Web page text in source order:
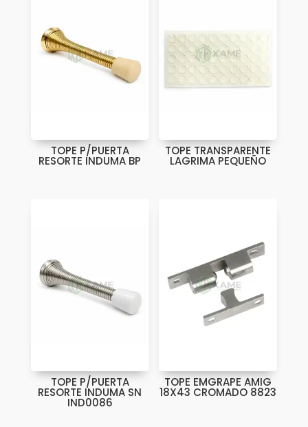
TOPE P/PUERTA
RESORTE INDUMA BP
TOPE TRANSPARENTE
LAGRIMA PEQUEÑO
TOPE P/PUERTA
RESORTE INDUMA SN
IND0086
TOPE EMGRAPE AMIG
18X43 CROMADO 8823